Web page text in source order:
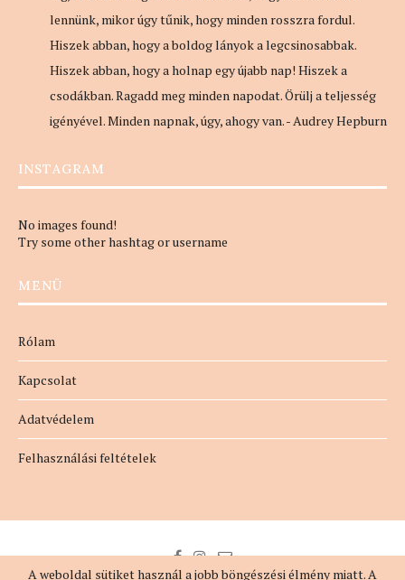
lennünk, mikor úgy tűnik, hogy minden rosszra fordul.
Hiszek abban, hogy a boldog lányok a legcsinosabbak.
Hiszek abban, hogy a holnap egy újabb nap! Hiszek a
csodákban. Ragadd meg minden napodat. Örülj a teljesség
igényével. Minden napnak, úgy, ahogy van. - Audrey Hepburn
INSTAGRAM
No images found!
Try some other hashtag or username
MENÜ
Rólam
Kapcsolat
Adatvédelem
Felhasználási feltételek
A weboldal sütiket használ a jobb böngészési élmény miatt. A